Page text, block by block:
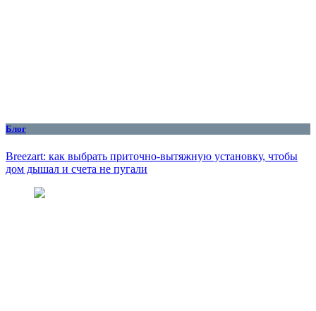
Блог
Breezart: как выбрать приточно-вытяжную установку, чтобы
дом дышал и счета не пугали